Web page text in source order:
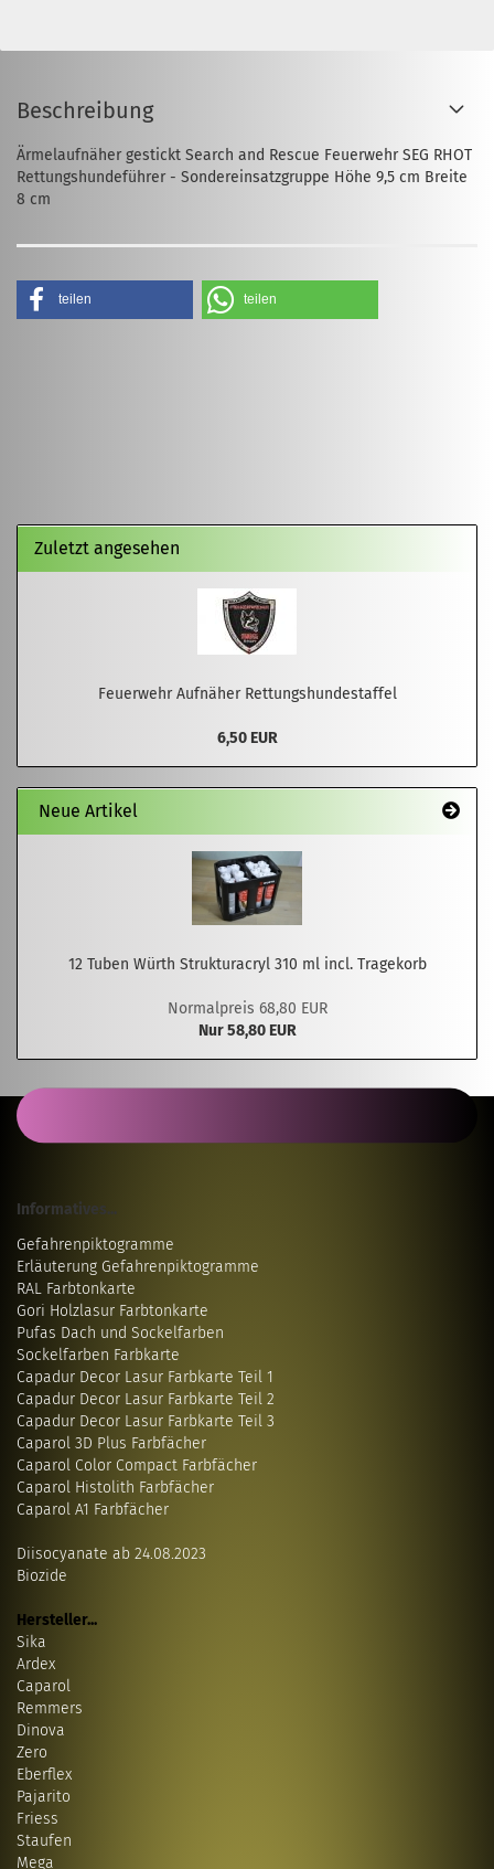
Beschreibung
Ärmelaufnäher gestickt Search and Rescue Feuerwehr SEG RHOT
Rettungshundeführer - Sondereinsatzgruppe Höhe 9,5 cm Breite
8 cm
teilen teilen
Zuletzt angesehen
Feuerwehr Aufnäher Rettungshundestaffel
6,50 EUR
Neue Artikel
12 Tuben Würth Strukturacryl 310 ml incl. Tragekorb
Normalpreis 68,80 EUR
Nur 58,80 EUR
Informatives...
Gefahrenpiktogramme
Erläuterung Gefahrenpiktogramme
RAL Farbtonkarte
Gori Holzlasur Farbtonkarte
Pufas Dach und Sockelfarben
Sockelfarben Farbkarte
Capadur Decor Lasur Farbkarte Teil 1
Capadur Decor Lasur Farbkarte Teil 2
Capadur Decor Lasur Farbkarte Teil 3
Caparol 3D Plus Farbfächer
Caparol Color Compact Farbfächer
Caparol Histolith Farbfächer
Caparol A1 Farbfächer
Diisocyanate ab 24.08.2023
Biozide
Hersteller...
Sika
Ardex
Caparol
Remmers
Dinova
Zero
Eberflex
Pajarito
Friess
Staufen
Mega